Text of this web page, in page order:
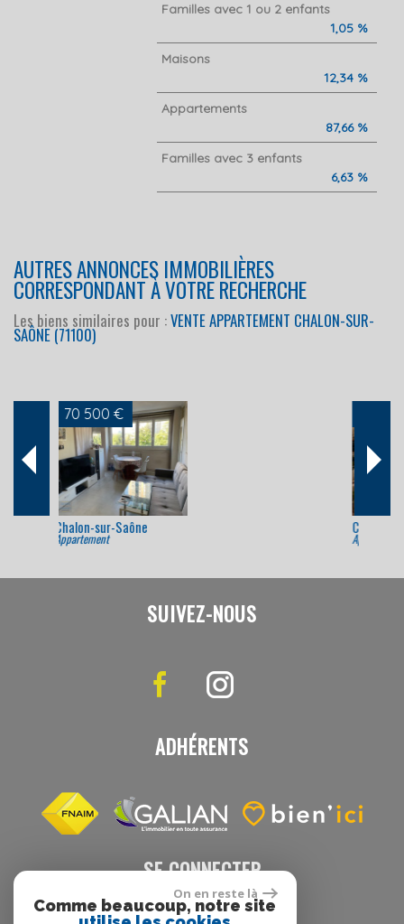
Familles avec 1 ou 2 enfants
1,05 %
Maisons
12,34 %
Appartements
87,66 %
Familles avec 3 enfants
6,63 %
AUTRES ANNONCES IMMOBILIÈRES
CORRESPONDANT À VOTRE RECHERCHE
Les biens similaires pour :VENTE APPARTEMENT CHALON-SUR-
SAÔNE (71100)
69 900 €
Chalon-sur-Saône
Appartement
SUIVEZ-NOUS
ADHÉRENTS
SE CONNECTER
On en reste là
Comme beaucoup, notre site